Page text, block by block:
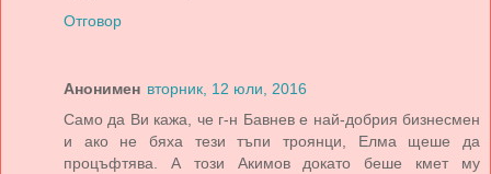
Отговор
Анонимен вторник, 12 юли, 2016
Само да Ви кажа, че г-н Бавнев е най-добрия бизнесмен
и ако не бяха тези тъпи троянци, Елма щеше да
процъфтява. А този Акимов докато беше кмет му